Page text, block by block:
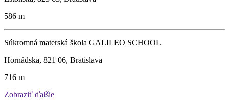
586 m
Súkromná materská škola GALILEO SCHOOL
Hornádska, 821 06, Bratislava
716 m
Zobraziť ďalšie